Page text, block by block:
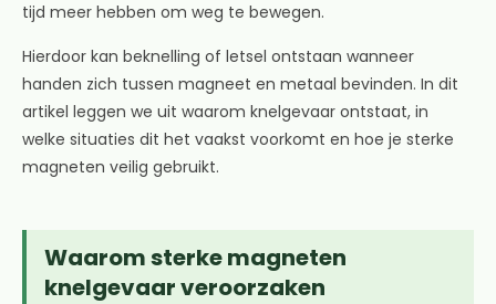
tijd meer hebben om weg te bewegen.
Hierdoor kan beknelling of letsel ontstaan wanneer
handen zich tussen magneet en metaal bevinden. In dit
artikel leggen we uit waarom knelgevaar ontstaat, in
welke situaties dit het vaakst voorkomt en hoe je sterke
magneten veilig gebruikt.
Waarom sterke magneten
knelgevaar veroorzaken